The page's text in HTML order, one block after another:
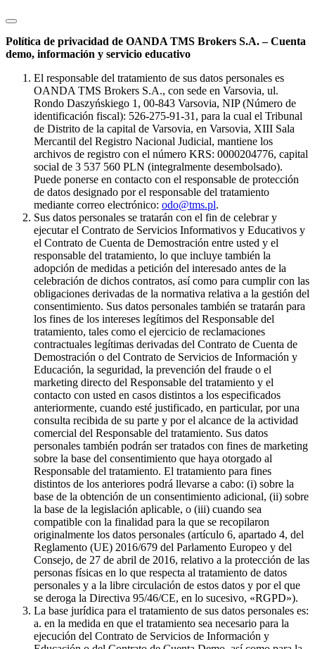
Política de privacidad de OANDA TMS Brokers S.A. – Cuenta
demo, información y servicio educativo
El responsable del tratamiento de sus datos personales es
OANDA TMS Brokers S.A., con sede en Varsovia, ul.
Rondo Daszyńskiego 1, 00-843 Varsovia, NIP (Número de
identificación fiscal): 526-275-91-31, para la cual el Tribunal
de Distrito de la capital de Varsovia, en Varsovia, XIII Sala
Mercantil del Registro Nacional Judicial, mantiene los
archivos de registro con el número KRS: 0000204776, capital
social de 3 537 560 PLN (integralmente desembolsado).
Puede ponerse en contacto con el responsable de protección
de datos designado por el responsable del tratamiento
mediante correo electrónico: odo@tms.pl.
Sus datos personales se tratarán con el fin de celebrar y
ejecutar el Contrato de Servicios Informativos y Educativos y
el Contrato de Cuenta de Demostración entre usted y el
responsable del tratamiento, lo que incluye también la
adopción de medidas a petición del interesado antes de la
celebración de dichos contratos, así como para cumplir con las
obligaciones derivadas de la normativa relativa a la gestión del
consentimiento. Sus datos personales también se tratarán para
los fines de los intereses legítimos del Responsable del
tratamiento, tales como el ejercicio de reclamaciones
contractuales legítimas derivadas del Contrato de Cuenta de
Demostración o del Contrato de Servicios de Información y
Educación, la seguridad, la prevención del fraude o el
marketing directo del Responsable del tratamiento y el
contacto con usted en casos distintos a los especificados
anteriormente, cuando esté justificado, en particular, por una
consulta recibida de su parte y por el alcance de la actividad
comercial del Responsable del tratamiento. Sus datos
personales también podrán ser tratados con fines de marketing
sobre la base del consentimiento que haya otorgado al
Responsable del tratamiento. El tratamiento para fines
distintos de los anteriores podrá llevarse a cabo: (i) sobre la
base de la obtención de un consentimiento adicional, (ii) sobre
la base de la legislación aplicable, o (iii) cuando sea
compatible con la finalidad para la que se recopilaron
originalmente los datos personales (artículo 6, apartado 4, del
Reglamento (UE) 2016/679 del Parlamento Europeo y del
Consejo, de 27 de abril de 2016, relativo a la protección de las
personas físicas en lo que respecta al tratamiento de datos
personales y a la libre circulación de estos datos y por el que
se deroga la Directiva 95/46/CE, en lo sucesivo, «RGPD»).
La base jurídica para el tratamiento de sus datos personales es:
a. en la medida en que el tratamiento sea necesario para la
ejecución del Contrato de Servicios de Información y